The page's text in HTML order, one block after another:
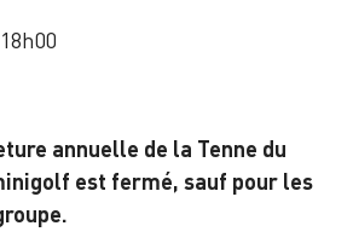
annuelle de la Tenne du
est fermé, sauf pour les